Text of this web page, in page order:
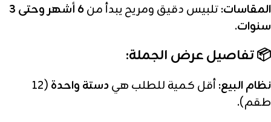
المقاسات:تلبيس دقيق ومريح يبدأ من
6 أشهر وحتى 3
سنوات.
📦 تفاصيل عرض الجملة:
نظام البيع:أقل كمية للطلب هيدستة واحدة (12
طقم).